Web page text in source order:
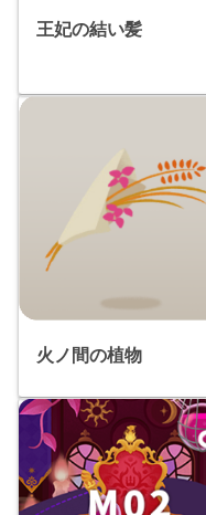
王妃の結い髪
火ノ間の植物